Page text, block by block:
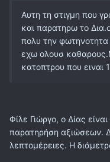
Αυτη τη στιγμη που
και παρατηρω το
πολυ την φωτηνοτητα
εχω ολουσ
κατοπτρου που ειναι
Φίλε Γιώργο, ο Δίας
παρατηρήση αξιώσεων.
λεπτομέρειες. Η